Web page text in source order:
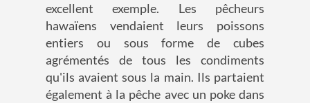
excellent exemple. Les pêcheurs
hawaïens vendaient leurs poissons
entiers ou sous forme de cubes
agrémentés de tous les condiments
qu'ils avaient sous la main. Ils partaient
également à la pêche avec un poke dans